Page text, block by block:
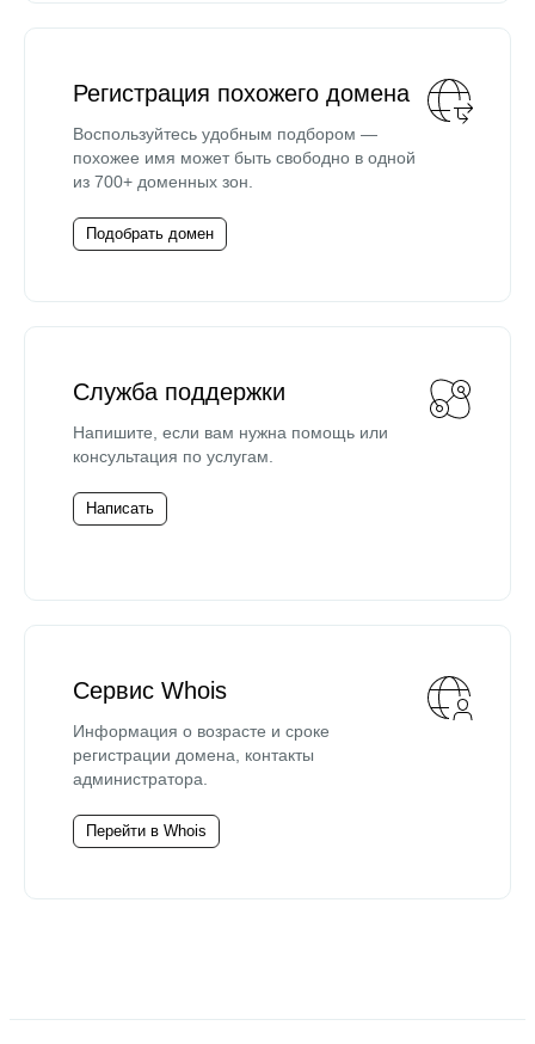
Регистрация похожего домена
Воспользуйтесь удобным подбором —
похожее имя может быть свободно в одной
из 700+ доменных зон.
Подобрать домен
Служба поддержки
Напишите, если вам нужна помощь или
консультация по услугам.
Написать
Сервис Whois
Информация о возрасте и сроке
регистрации домена, контакты
администратора.
Перейти в Whois